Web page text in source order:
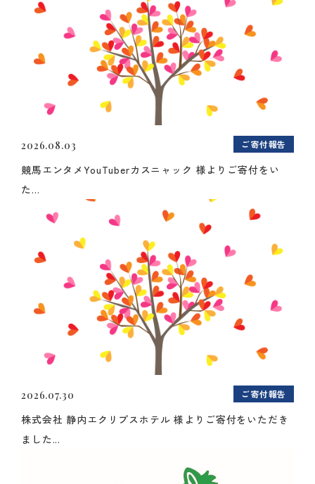
2026.08.03 ご寄付報告
競馬エンタメYouTuberカスニャック 様よりご寄付をい
た...
2026.07.30 ご寄付報告
株式会社 静内エクリプスホテル 様よりご寄付をいただき
ました...